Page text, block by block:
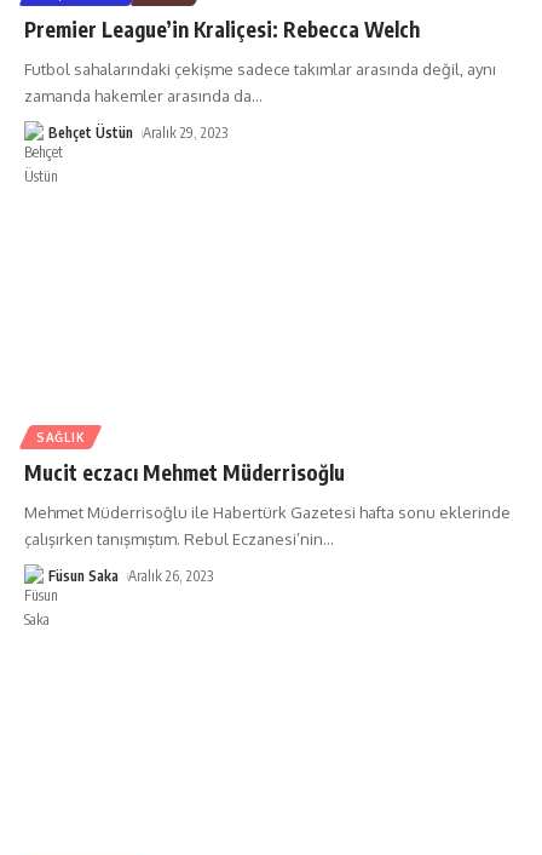
Premier League’in Kraliçesi: Rebecca Welch
Futbol sahalarındaki çekişme sadece takımlar arasında değil, aynı
zamanda hakemler arasında da…
Behçet Üstün Aralık 29, 2023
SAĞLIK
Mucit eczacı Mehmet Müderrisoğlu
Mehmet Müderrisoğlu ile Habertürk Gazetesi hafta sonu eklerinde
çalışırken tanışmıştım. Rebul Eczanesi’nin…
Füsun Saka Aralık 26, 2023